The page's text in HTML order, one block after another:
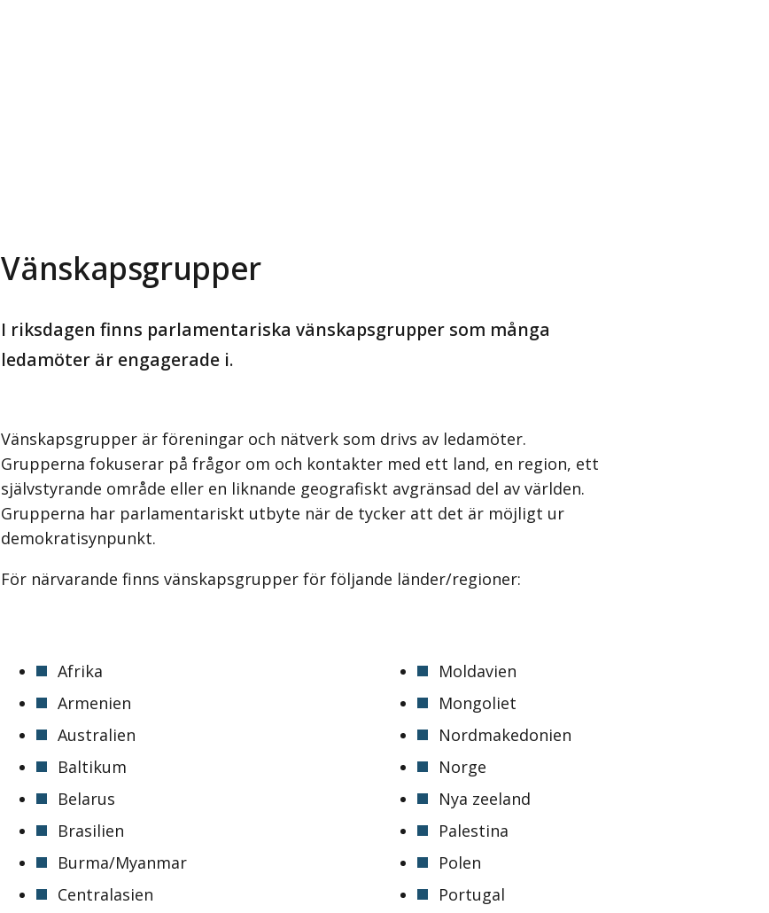
Vänskapsgrupper
I riksdagen finns parlamentariska vänskapsgrupper som många
ledamöter är engagerade i.
Vänskapsgrupper är föreningar och nätverk som drivs av ledamöter.
Grupperna fokuserar på frågor om och kontakter med ett land, en region, ett
självstyrande område eller en liknande geografiskt avgränsad del av världen.
Grupperna har parlamentariskt utbyte när de tycker att det är möjligt ur
demokratisynpunkt.
För närvarande finns vänskapsgrupper för följande länder/regioner:
Afrika
Armenien
Australien
Baltikum
Belarus
Brasilien
Burma/Myanmar
Centralasien
Moldavien
Mongoliet
Nordmakedonien
Norge
Nya zeeland
Palestina
Polen
Portugal